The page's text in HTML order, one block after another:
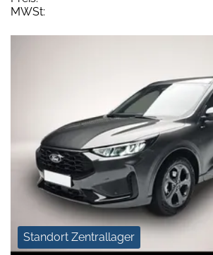
MWSt:
Standort Zentrallager